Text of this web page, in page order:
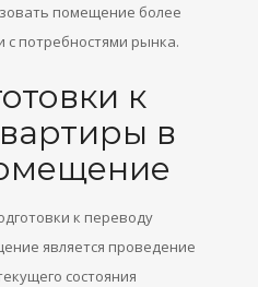
помещение более
с потребностями рынка.
к
в
к переводу
является проведение
состояния